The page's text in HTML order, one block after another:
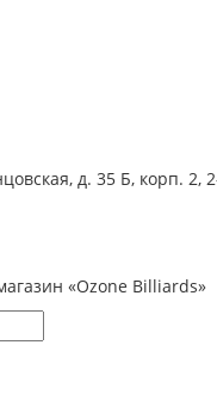
д. 35 Б, корп. 2,
«Ozone Billiards»